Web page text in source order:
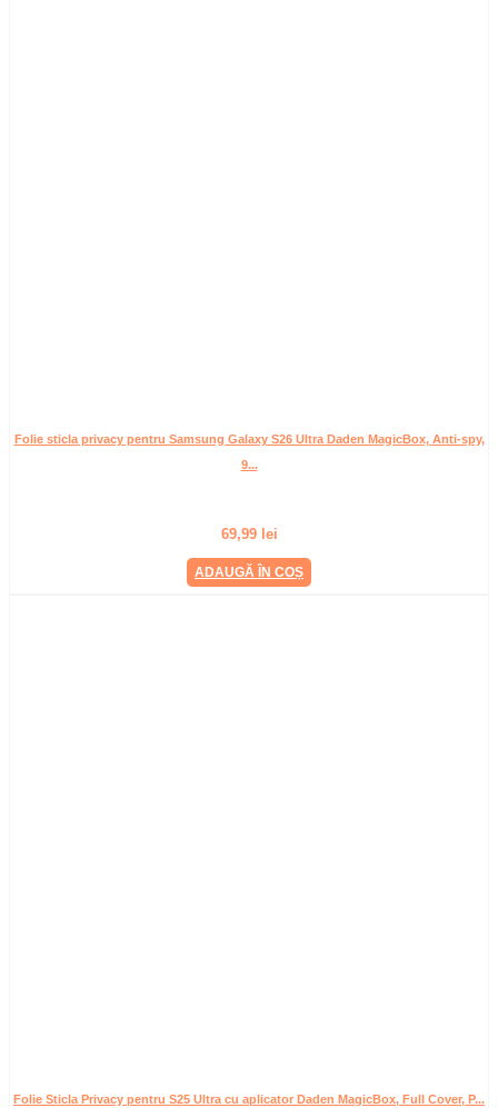
Folie sticla privacy pentru Samsung Galaxy S26 Ultra Daden MagicBox, Anti-spy,
9...
69,99 lei
ADAUGĂ ÎN COȘ
Folie Sticla Privacy pentru S25 Ultra cu aplicator Daden MagicBox, Full Cover, P...